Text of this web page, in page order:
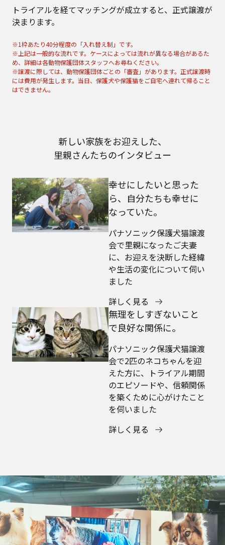
トライアルを経てマッチングが成立すると、正式譲渡が
決まります。
※1枠あたり40分程度の「入れ替え制」です。
※上記は一般的な流れです。ケースによっては流れが異なる場合があるた
め、詳細は各動物保護団体スタッフへお尋ねください。
※譲渡に際しては、動物保護団体ごとの「審査」があります。正式譲渡時
には費用が発生します。当日、保護犬や保護猫をご自宅へ連れて帰ること
はできません。
新しい家族をお迎えした、
里親さんたちのインタビュー
幸せにしたいと思った
ら、自分たちも幸せに
なっていた。
パナソニック保護犬猫譲渡
会で里親になったご夫妻
に、お迎えを決断した経緯
や生活の変化について伺い
ました
詳しく見る
無理をしすぎないこと
で良好な関係に。
パナソニック保護犬猫譲渡
会で2匹のネコちゃんを迎
えた方に、トライアル期間
のエピソードや、信頼関係
を築くために心がけたこと
を伺いました
詳しく見る